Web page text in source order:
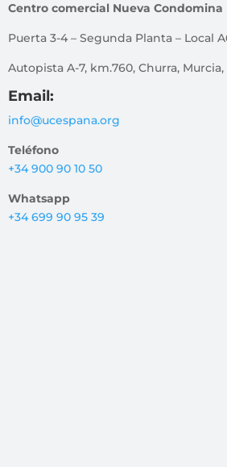
Centro comercial Nueva Condomina
Puerta 3-4 – Segunda Planta – Local
Autopista A-7, km.760, Churra, Murcia,
Email:
info@ucespana.org
Teléfono
+34 900 90 10 50
Whatsapp
+34 699 90 95 39